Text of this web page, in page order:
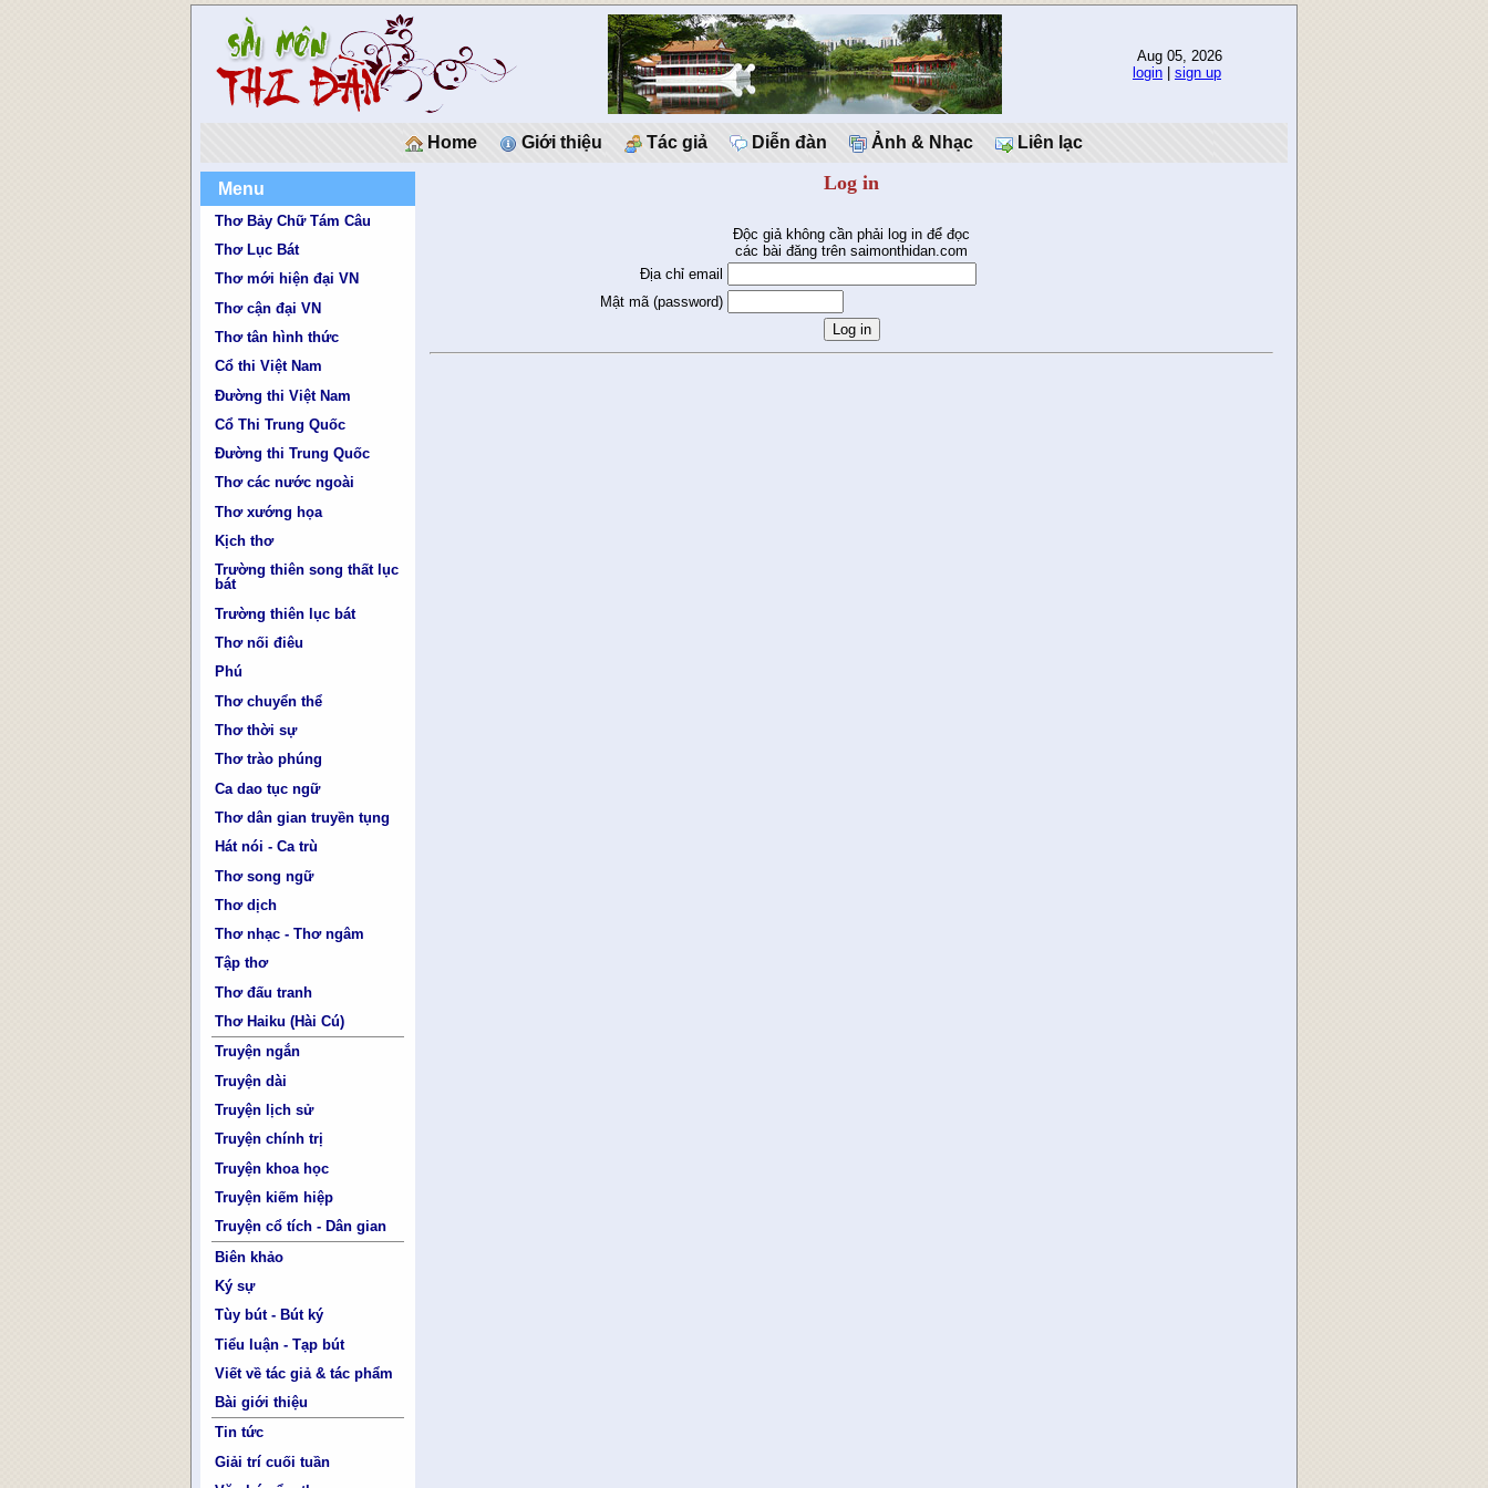
Aug 05, 2026
login
sign up
Home Giới thiệu Tác giả Diễn đàn Ảnh & Nhạc Liên lạc
Menu
Thơ Bảy Chữ Tám Câu
Thơ Lục Bát
Thơ mới hiện đại VN
Thơ cận đại VN
Thơ tân hình thức
Cổ thi Việt Nam
Đường thi Việt Nam
Cổ Thi Trung Quốc
Đường thi Trung Quốc
Thơ các nước ngoài
Thơ xướng họa
Kịch thơ
Trường thiên song thất lục
bát
Trường thiên lục bát
Thơ nối điêu
Phú
Thơ chuyển thể
Thơ thời sự
Thơ trào phúng
Ca dao tục ngữ
Thơ dân gian truyền tụng
Hát nói - Ca trù
Thơ song ngữ
Thơ dịch
Thơ nhạc - Thơ ngâm
Tập thơ
Thơ đấu tranh
Thơ Haiku (Hài Cú)
Truyện ngắn
Truyện dài
Truyện lịch sử
Truyện chính trị
Truyện khoa học
Truyện kiếm hiệp
Truyện cổ tích - Dân gian
Biên khảo
Ký sự
Tùy bút - Bút ký
Tiểu luận - Tạp bút
Viết về tác giả & tác phẩm
Bài giới thiệu
Tin tức
Giải trí cuối tuần
Log in
Độc giả không cần phải log in để đọc
các bài đăng trên saimonthidan.com
Địa chỉ email
Mật mã (password)